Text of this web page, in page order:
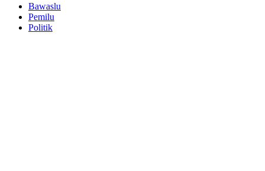
Bawaslu
Pemilu
Politik